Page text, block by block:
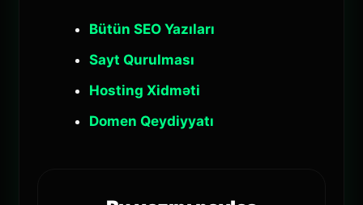
Bütün SEO Yazıları
Sayt Qurulması
Hosting Xidməti
Domen Qeydiyyatı